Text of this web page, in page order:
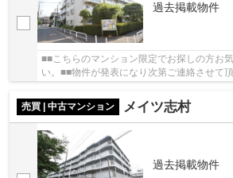
過去掲載物件
■■こちらのマンション限定でお探しの方お
い。■■物件が発表になり次第ご連絡させて頂
売買 | 中古マンション メイツ志村
過去掲載物件